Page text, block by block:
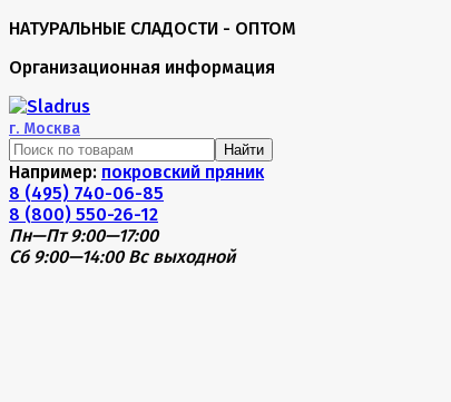
НАТУРАЛЬНЫЕ СЛАДОСТИ - ОПТОМ
Организационная информация
г. Москва
Найти
Например: покровский пряник
8 (495) 740-06-85
8 (800) 550-26-12
Пн—Пт 9:00—17:00
Сб 9:00—14:00 Вс выходной